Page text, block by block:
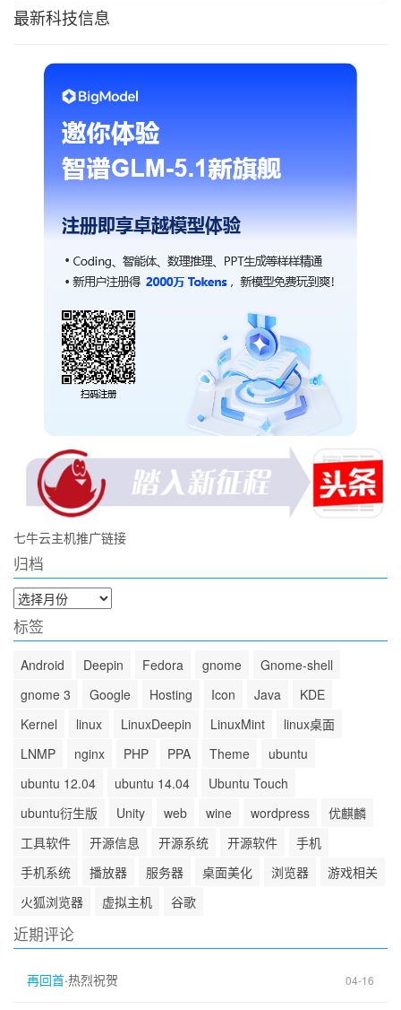
最新科技信息
七牛云主机推广链接
归档
归
档
标签
Android Deepin Fedora gnome
Gnome-shell
gnome 3
Google Hosting Icon Java
KDE
Kernel
linux LinuxDeepin LinuxMint
linux桌面
LNMP
nginx PHP PPA Theme
ubuntu
ubuntu 12.04
ubuntu 14.04
Ubuntu Touch
ubuntu衍生版
Unity web wine wordpress
优麒麟
工具软件
开源信息 开源系统 开源软件
手机
手机系统
播放器 服务器 桌面美化 浏览器
游戏相关
火狐浏览器
虚拟主机 谷歌
近期评论
再回首·热烈祝贺 04-16